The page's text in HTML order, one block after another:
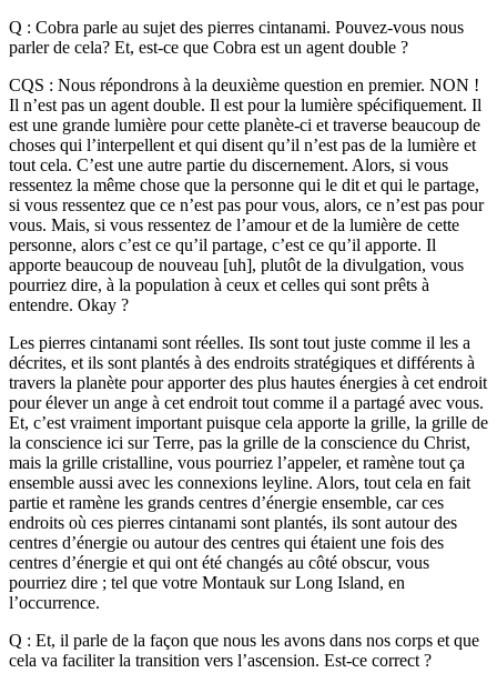
Q : Cobra parle au sujet des pierres cintanami. Pouvez-vous nous
parler de cela? Et, est-ce que Cobra est un agent double ?
CQS : Nous répondrons à la deuxième question en premier. NON !
Il n’est pas un agent double. Il est pour la lumière spécifiquement. Il
est une grande lumière pour cette planète-ci et traverse beaucoup de
choses qui l’interpellent et qui disent qu’il n’est pas de la lumière et
tout cela. C’est une autre partie du discernement. Alors, si vous
ressentez la même chose que la personne qui le dit et qui le partage,
si vous ressentez que ce n’est pas pour vous, alors, ce n’est pas pour
vous. Mais, si vous ressentez de l’amour et de la lumière de cette
personne, alors c’est ce qu’il partage, c’est ce qu’il apporte. Il
apporte beaucoup de nouveau [uh], plutôt de la divulgation, vous
pourriez dire, à la population à ceux et celles qui sont prêts à
entendre. Okay ?
Les pierres cintanami sont réelles. Ils sont tout juste comme il les a
décrites, et ils sont plantés à des endroits stratégiques et différents à
travers la planète pour apporter des plus hautes énergies à cet endroit
pour élever un ange à cet endroit tout comme il a partagé avec vous.
Et, c’est vraiment important puisque cela apporte la grille, la grille de
la conscience ici sur Terre, pas la grille de la conscience du Christ,
mais la grille cristalline, vous pourriez l’appeler, et ramène tout ça
ensemble aussi avec les connexions leyline. Alors, tout cela en fait
partie et ramène les grands centres d’énergie ensemble, car ces
endroits où ces pierres cintanami sont plantés, ils sont autour des
centres d’énergie ou autour des centres qui étaient une fois des
centres d’énergie et qui ont été changés au côté obscur, vous
pourriez dire ; tel que votre Montauk sur Long Island, en
l’occurrence.
Q : Et, il parle de la façon que nous les avons dans nos corps et que
cela va faciliter la transition vers l’ascension. Est-ce correct ?